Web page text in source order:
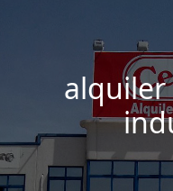
alquiler